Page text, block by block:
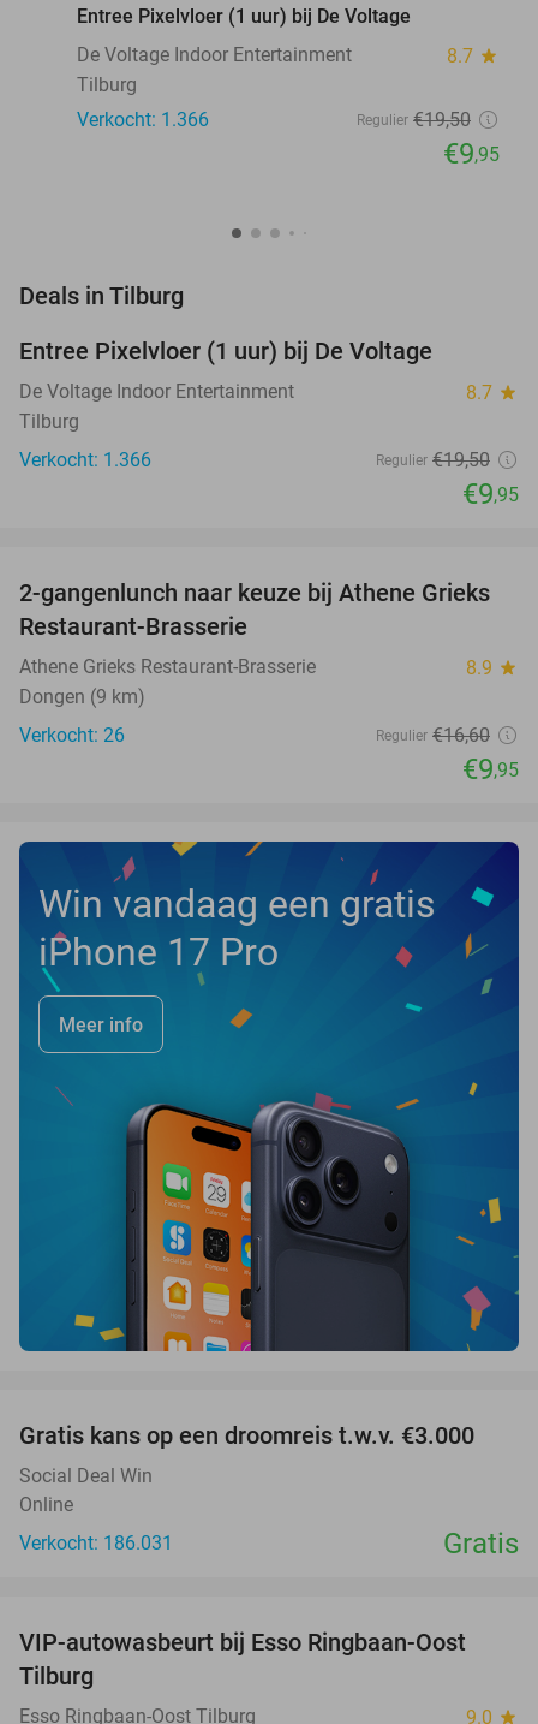
Entree Pixelvloer (1 uur) bij De Voltage
De Voltage Indoor Entertainment
8.7 star
Tilburg
Verkocht: 1.366
Regulier €19,50
€9,95
Deals in Tilburg
Entree Pixelvloer (1 uur) bij De Voltage
De Voltage Indoor Entertainment 8.7 star
Tilburg
Verkocht: 1.366
Regulier €19,50
€9,95
40%
NEW
TODAY
2-gangenlunch naar keuze bij Athene Grieks
Restaurant-Brasserie
Athene Grieks Restaurant-Brasserie 8.9 star
Dongen (9 km)
Verkocht: 26
Regulier €16,60
€9,95
Win vandaag een gratis
iPhone 17 Pro
Meer info
Gratis kans op een droomreis t.w.v. €3.000
Social Deal Win
Online
Verkocht: 186.031
Gratis
42%
VIP-autowasbeurt bij Esso Ringbaan-Oost
Tilburg
Esso Ringbaan-Oost Tilburg 9.0 star